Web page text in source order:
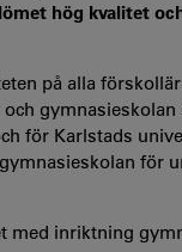
hög kvalitet
på alla
för Karlstads
för
med inriktning